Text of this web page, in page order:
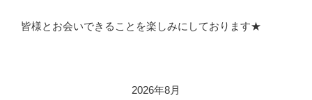
皆様とお会いできることを楽しみにしております★
2026年8月